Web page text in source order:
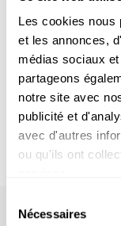
Les cookies nous
et les annonces,
médias sociaux
partageons
notre site avec
publicité et
avec d'autres
ou qu'ils ont
Nécessaires
Tu peux essayer
d'un ballon
Tu peux même
Auteur: Michèle
Vidéo: Melanie